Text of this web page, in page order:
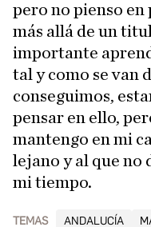
pero no pienso en
más allá de un
importante
tal y como se van
conseguimos,
pensar en ello,
mantengo en mi
lejano y al que no
mi tiempo.
TEMAS ANDALUCÍA